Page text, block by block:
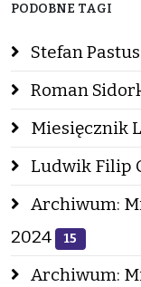
PODOBNE TAGI
Stefan
Roman
Miesięcznik
Ludwik Filip
Archiwum:
2024
15
Archiwum: